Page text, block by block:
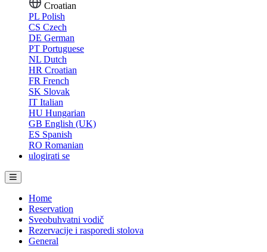
Croatian
PL Polish
CS Czech
DE German
PT Portuguese
NL Dutch
HR Croatian
FR French
SK Slovak
IT Italian
HU Hungarian
GB English (UK)
ES Spanish
RO Romanian
ulogirati se
Home
Reservation
Sveobuhvatni vodič
Rezervacije i rasporedi stolova
General